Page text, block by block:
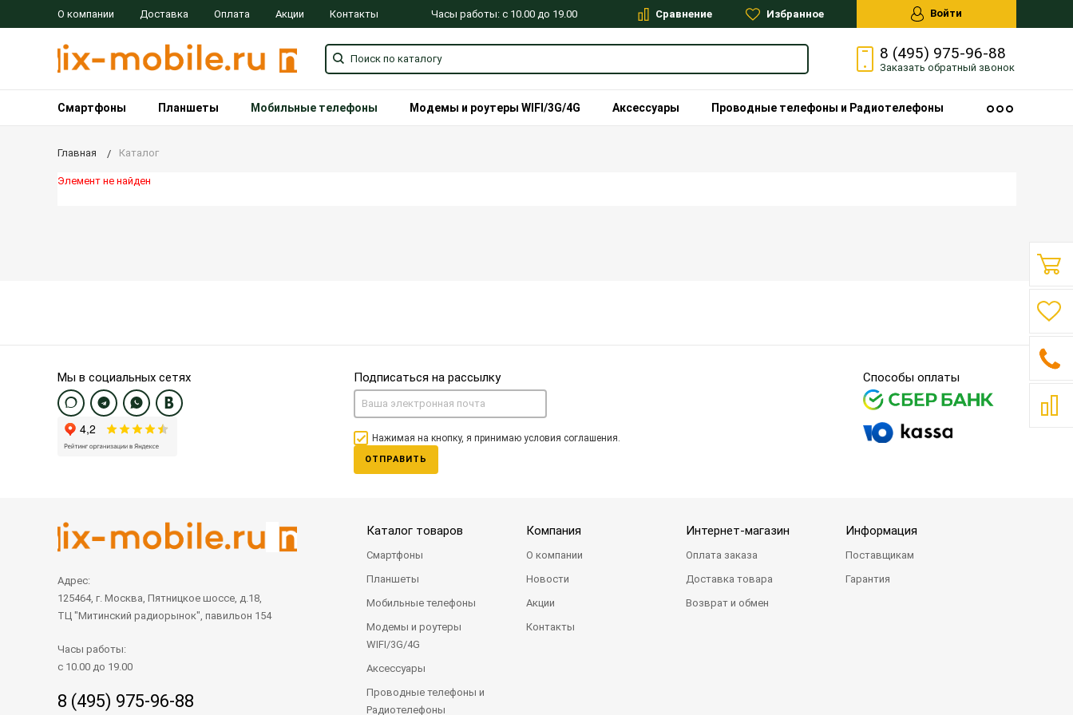
О компании Доставка Оплата Акции Контакты Часы работы: с 10.00 до 19.00 Сравнение Избранное Войти
8 (495) 975-96-88
Заказать обратный звонок
Смартфоны Планшеты Мобильные телефоны Модемы и роутеры WIFI/3G/4G Аксессуары Проводные телефоны и Радиотелефоны
Главная Каталог
Элемент не найден
Мы в социальных сетях Подписаться на рассылку
Нажимая на кнопку, я принимаю условия соглашения.
ОТПРАВИТЬ
Способы оплаты
Адрес:
125464, г. Москва, Пятницкое шоссе, д.18,
ТЦ "Митинский радиорынок", павильон 154
Часы работы:
с 10.00 до 19.00
8 (495) 975-96-88
Каталог товаров
Смартфоны
Планшеты
Мобильные телефоны
Модемы и роутеры
WIFI/3G/4G
Аксессуары
Проводные телефоны и
Радиотелефоны
Компания
О компании
Новости
Акции
Контакты
Интернет-магазин
Оплата заказа
Доставка товара
Возврат и обмен
Информация
Поставщикам
Гарантия